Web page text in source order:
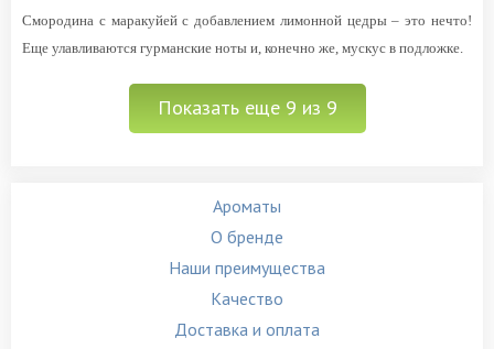
Смородина с маракуйей с добавлением лимонной цедры – это нечто!
Еще улавливаются гурманские ноты и, конечно же, мускус в подложке.
Показать еще 9 из 9
Ароматы
О бренде
Наши преимущества
Качество
Доставка и оплата